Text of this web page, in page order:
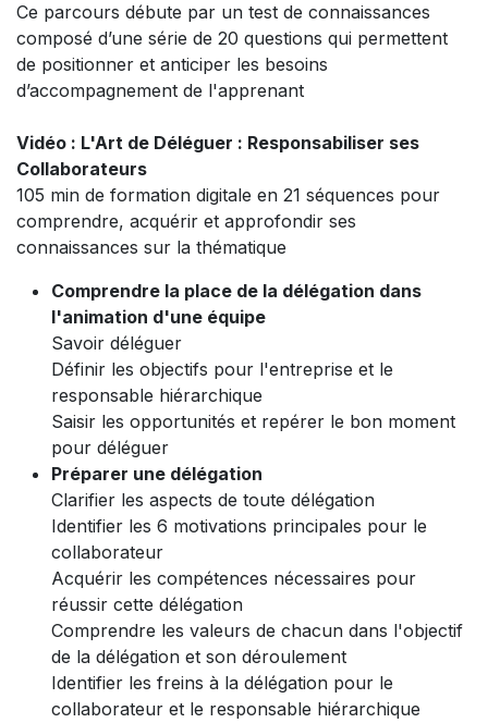
Ce parcours débute par un test de connaissances
composé d’une série de 20 questions qui permettent
de positionner et anticiper les besoins
d’accompagnement de l'apprenant
Vidéo : L'Art de Déléguer : Responsabiliser ses
Collaborateurs
105 min de formation digitale en 21 séquences pour
comprendre, acquérir et approfondir ses
connaissances sur la thématique
Comprendre la place de la délégation dans
l'animation d'une équipe
Savoir déléguer
Définir les objectifs pour l'entreprise et le
responsable hiérarchique
Saisir les opportunités et repérer le bon moment
pour déléguer
Préparer une délégation
Clarifier les aspects de toute délégation
Identifier les 6 motivations principales pour le
collaborateur
Acquérir les compétences nécessaires pour
réussir cette délégation
Comprendre les valeurs de chacun dans l'objectif
de la délégation et son déroulement
Identifier les freins à la délégation pour le
collaborateur et le responsable hiérarchique